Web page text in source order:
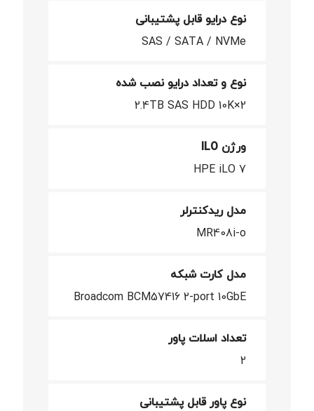
نوع درایو قابل پشتیبانی
SAS / SATA / NVMe
نوع و تعداد درایو نصب شده
2×2.4TB SAS HDD 10K
ورژن ILO
HPE iLO 7
مدل ریدکنترلر
MR408i-o
مدل کارت شبکه
Broadcom BCM57416 2-port 10GbE
تعداد اسلات پاور
2
نوع پاور قابل پشتیبانی